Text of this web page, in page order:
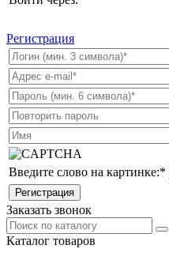
Регистрация
Введите слово на картинке:*
Заказать звонок
Каталог товаров